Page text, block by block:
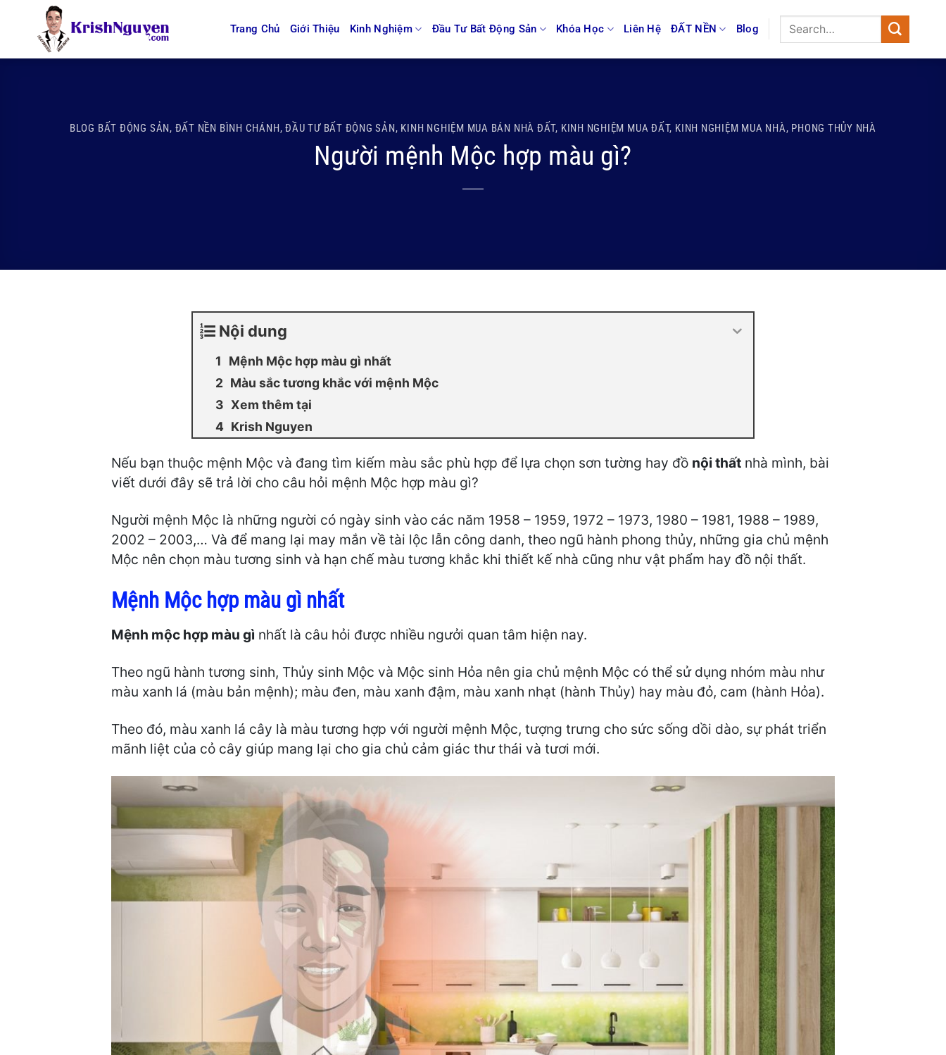
Trang Chủ Giới Thiệu Kinh Nghiệm Đầu Tư Bất Động Sản Khóa Học Liên Hệ ĐẤT NỀN Blog
BLOG BẤT ĐỘNG SẢN, ĐẤT NỀN BÌNH CHÁNH,ĐẦU TƯ BẤT ĐỘNG SẢN, KINH NGHIỆM MUA BÁN NHÀ ĐẤT, KINH NGHIỆM MUA ĐẤT, KINH NGHIỆM MUA NHÀ, PHONG THỦY NHÀ
Người mệnh Mộc hợp màu gì?
Nội dung
Mệnh Mộc hợp màu gì nhất
Màu sắc tương khắc với mệnh Mộc
Xem thêm tại
Krish Nguyen
Nếu bạn thuộc mệnh Mộc và đang tìm kiếm màu sắc phù hợp để lựa chọn sơn tường hay đồ nội thấtnhà mình, bài
viết dưới đây sẽ trả lời cho câu hỏi mệnh Mộc hợp màu gì?
Người mệnh Mộc là những người có ngày sinh vào các năm 1958 – 1959, 1972 – 1973, 1980 – 1981, 1988 – 1989,
2002 – 2003,… Và để mang lại may mắn về tài lộc lẫn công danh, theo ngũ hành phong thủy, những gia chủ mệnh
Mộc nên chọn màu tương sinh và hạn chế màu tương khắc khi thiết kế nhà cũng như vật phẩm hay đồ nội thất.
Mệnh Mộc hợp màu gì nhất
Mệnh mộc hợp màu gì nhất là câu hỏi được nhiều ngưởi quan tâm hiện nay.
Theo ngũ hành tương sinh, Thủy sinh Mộc và Mộc sinh Hỏa nên gia chủ mệnh Mộc có thể sử dụng nhóm màu như
màu xanh lá (màu bản mệnh); màu đen, màu xanh đậm, màu xanh nhạt (hành Thủy) hay màu đỏ, cam (hành Hỏa).
Theo đó, màu xanh lá cây là màu tương hợp với người mệnh Mộc, tượng trưng cho sức sống dồi dào, sự phát triển
mãnh liệt của cỏ cây giúp mang lại cho gia chủ cảm giác thư thái và tươi mới.